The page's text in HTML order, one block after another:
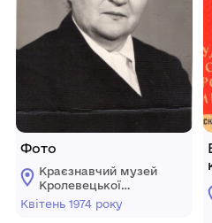
Фото
Краєзнавчий музей
Кролевецької
міської ради
Квітень 1974 року